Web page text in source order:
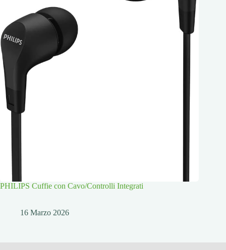
PHILIPS Cuffie con Cavo/Controlli Integrati
16 Marzo 2026